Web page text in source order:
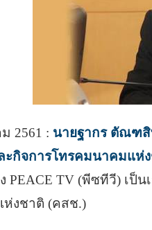
2561 : นายฐากร ตัณฑสิ
ะกิจการโทรคมนาคมแห่
PEACE TV (พีซทีวี) เป็
ห่งชาติ (คสช.)